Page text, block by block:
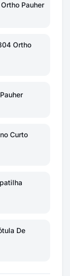
Pauher
Ortho
Curto
De